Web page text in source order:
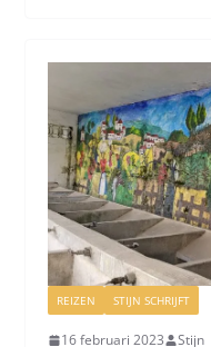
REIZEN STIJN SCHRIJFT
16 februari 2023 Stijn